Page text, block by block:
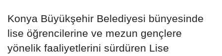
Konya Büyükşehir Belediyesi bünyesinde
lise öğrencilerine ve mezun gençlere
yönelik faaliyetlerini sürdüren Lise